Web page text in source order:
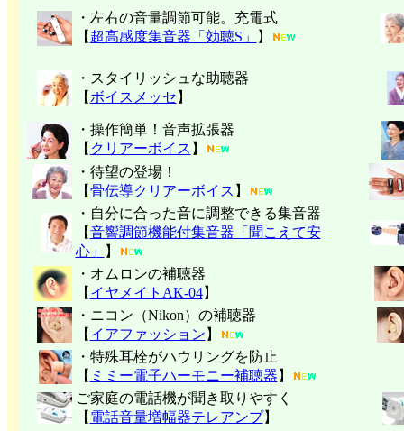
・左右の音量調節可能。充電式
【 超高感度集音器「効聴S」 】
・スタイリッシュな助聴器
【 ボイスメッセ 】
・操作簡単！音声拡張器
【 クリアーボイス 】
・待望の登場！
【骨伝導クリアーボイス 】
・自分に合った音に調整できる集音器
【音響調節機能付集音器「聞こえて安
心」
】
・オムロンの補聴器
【 イヤメイトAK-04】
・ニコン（Nikon）の補聴器
【 イアファッション 】
・特殊耳栓がハウリングを防止
【 ミミー電子ハーモニー補聴器 】
ご家庭の電話機が聞き取りやすく
【 電話音量増幅器テレアンプ】